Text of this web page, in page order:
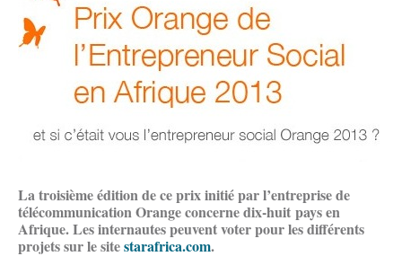
La troisième édition de ce prix initié par l’entreprise de
télécommunication Orange concerne dix-huit pays en
Afrique. Les internautes peuvent voter pour les différents
projets sur le sitestarafrica.com.